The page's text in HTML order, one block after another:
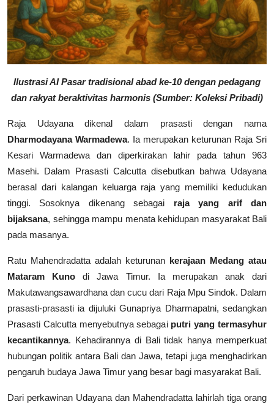
Ilustrasi AI Pasar tradisional abad ke-10 dengan pedagang
dan rakyat beraktivitas harmonis (Sumber: Koleksi Pribadi)
Raja Udayana dikenal dalam prasasti dengan nama
Dharmodayana Warmadewa. Ia merupakan keturunan Raja Sri
Kesari Warmadewa dan diperkirakan lahir pada tahun 963
Masehi. Dalam Prasasti Calcutta disebutkan bahwa Udayana
berasal dari kalangan keluarga raja yang memiliki kedudukan
tinggi. Sosoknya dikenang sebagai raja yang arif dan
bijaksana, sehingga mampu menata kehidupan masyarakat Bali
pada masanya.
Ratu Mahendradatta adalah keturunan kerajaan Medang atau
Mataram Kuno di Jawa Timur. Ia merupakan anak dari
Makutawangsawardhana dan cucu dari Raja Mpu Sindok. Dalam
prasasti-prasasti ia dijuluki Gunapriya Dharmapatni, sedangkan
Prasasti Calcutta menyebutnya sebagai putri yang termasyhur
kecantikannya. Kehadirannya di Bali tidak hanya memperkuat
hubungan politik antara Bali dan Jawa, tetapi juga menghadirkan
pengaruh budaya Jawa Timur yang besar bagi masyarakat Bali.
Dari perkawinan Udayana dan Mahendradatta lahirlah tiga orang